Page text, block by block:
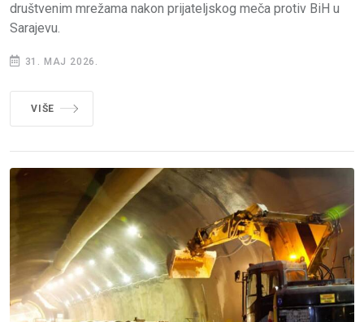
društvenim mrežama nakon prijateljskog meča protiv BiH u
Sarajevu.
31. MAJ 2026.
VIŠE